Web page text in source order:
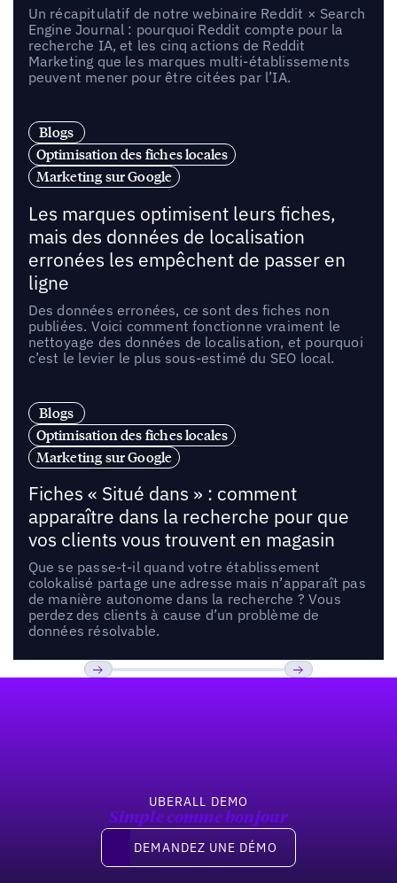
Un récapitulatif de notre webinaire Reddit × Search
Engine Journal : pourquoi Reddit compte pour la
recherche IA, et les cinq actions de Reddit
Marketing que les marques multi-établissements
peuvent mener pour être citées par l’IA.
Blogs
Optimisation des fiches locales
Marketing sur Google
Les marques optimisent leurs fiches,
mais des données de localisation
erronées les empêchent de passer en
ligne
Des données erronées, ce sont des fiches non
publiées. Voici comment fonctionne vraiment le
nettoyage des données de localisation, et pourquoi
c’est le levier le plus sous-estimé du SEO local.
Blogs
Optimisation des fiches locales
Marketing sur Google
Fiches « Situé dans » : comment
apparaître dans la recherche pour que
vos clients vous trouvent en magasin
Que se passe-t-il quand votre établissement
colokalisé partage une adresse mais n’apparaît pas
de manière autonome dans la recherche ? Vous
perdez des clients à cause d’un problème de
données résolvable.
UBERALL DEMO
Simple comme bonjour
Demandez une démo
DEMANDEZ UNE DÉMO